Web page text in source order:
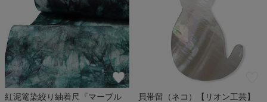
紅泥篭染絞り紬着尺『マーブル
貝帯留（ネコ）【リオン工芸】